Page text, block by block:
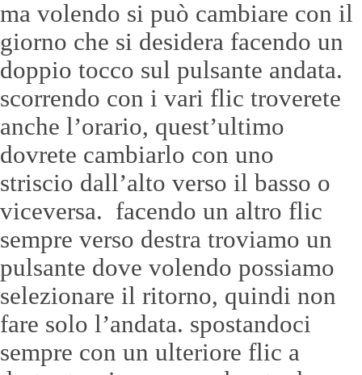
ma volendo si può cambiare con il
giorno che si desidera facendo un
doppio tocco sul pulsante andata.
scorrendo con i vari flic troverete
anche l’orario, quest’ultimo
dovrete cambiarlo con uno
striscio dall’alto verso il basso o
viceversa. facendo un altro flic
sempre verso destra troviamo un
pulsante dove volendo possiamo
selezionare il ritorno, quindi non
fare solo l’andata. spostandoci
sempre con un ulteriore flic a